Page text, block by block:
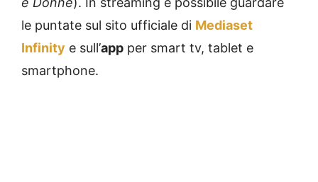
le puntate sul sito ufficiale di Mediaset
Infinity e sull’app per smart tv, tablet e
smartphone.